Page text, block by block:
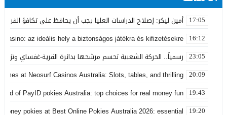
17:05 أمين ليكر: إصلاح الدراسات العليا يجب أن يحافظ على تكافؤ الفرص
16:12
Casino: az ideális hely a biztonságos játékra és kifizetésekre
23:05 رسمياً.. الحركة الشعبية تحسم مرشحها بدائرة القرية-غفساي
20:09
at Neosurf Casinos Australia: Slots, tables, and thrilling
19:43
of PayID pokies Australia: top choices for real money fun
19:20
pokies at Best Online Pokies Australia 2026: essential